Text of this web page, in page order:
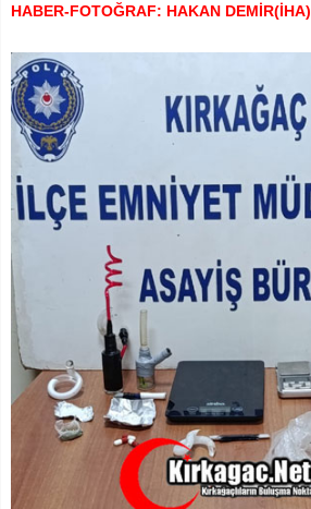
HABER-FOTOĞRAF: HAKAN DEMİR(İHA)